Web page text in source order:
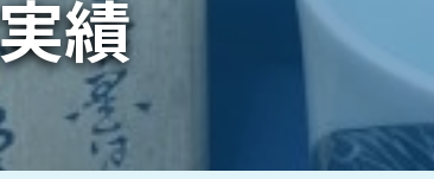
・ブロンズ買取
品買取
績